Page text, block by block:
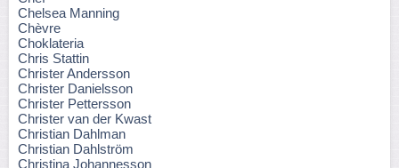
Chelsea Manning
Chèvre
Choklateria
Chris Stattin
Christer Andersson
Christer Danielsson
Christer Pettersson
Christer van der Kwast
Christian Dahlman
Christian Dahlström
Christina Johannesson